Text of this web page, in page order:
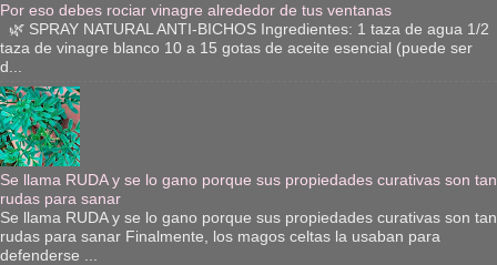
Por eso debes rociar vinagre alrededor de tus ventanas
🌿 SPRAY NATURAL ANTI-BICHOS Ingredientes: 1 taza de agua 1/2
taza de vinagre blanco 10 a 15 gotas de aceite esencial (puede ser
d...
Se llama RUDA y se lo gano porque sus propiedades curativas son tan
rudas para sanar
Se llama RUDA y se lo gano porque sus propiedades curativas son tan
rudas para sanar Finalmente, los magos celtas la usaban para
defenderse ...